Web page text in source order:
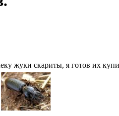
жуки скариты, я готов их